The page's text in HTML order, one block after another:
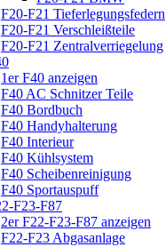
F20-F21 Tieferlegungsfedern
F20-F21 Verschleißteile
F20-F21 Zentralverriegelung
1er F40 anzeigen
F40 AC Schnitzer Teile
F40 Bordbuch
F40 Handyhalterung
F40 Interieur
F40 Kühlsystem
F40 Scheibenreinigung
F40 Sportauspuff
F23-F87
2er F22-F23-F87 anzeigen
F22-F23 Abgasanlage